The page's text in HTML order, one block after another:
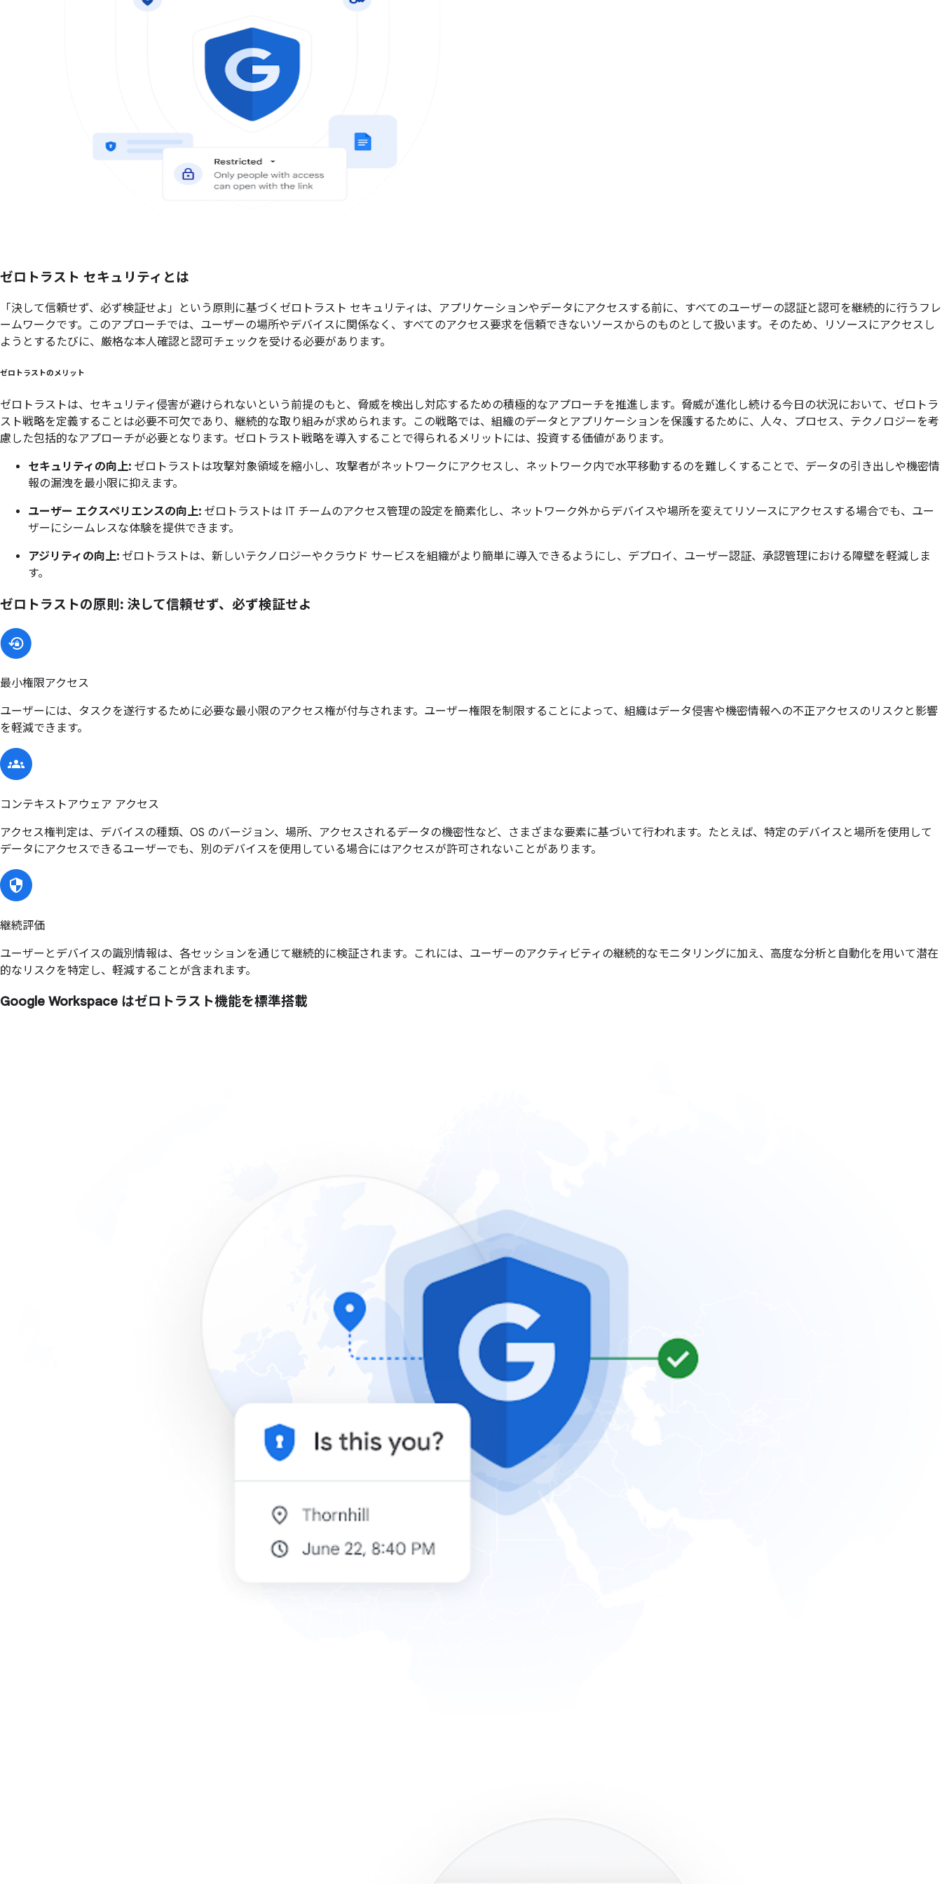
ゼロトラスト セキュリティとは
「決して信頼せず、必ず検証せよ」という原則に基づくゼロトラスト セキュリティは、アプリケーションやデータにアクセスする前に、すべてのユーザーの認証と認可を継続的に行うフレ
ームワークです。このアプローチでは、ユーザーの場所やデバイスに関係なく、すべてのアクセス要求を信頼できないソースからのものとして扱います。そのため、リソースにアクセスし
ようとするたびに、厳格な本人確認と認可チェックを受ける必要があります。
ゼロトラストのメリット
ゼロトラストは、セキュリティ侵害が避けられないという前提のもと、脅威を検出し対応するための積極的なアプローチを推進します。脅威が進化し続ける今日の状況において、ゼロトラ
スト戦略を定義することは必要不可欠であり、継続的な取り組みが求められます。この戦略では、組織のデータとアプリケーションを保護するために、人々、プロセス、テクノロジーを考
慮した包括的なアプローチが必要となります。ゼロトラスト戦略を導入することで得られるメリットには、投資する価値があります。
セキュリティの向上: ゼロトラストは攻撃対象領域を縮小し、攻撃者がネットワークにアクセスし、ネットワーク内で水平移動するのを難しくすることで、データの引き出しや機密情
報の漏洩を最小限に抑えます。
ユーザー エクスペリエンスの向上: ゼロトラストは IT チームのアクセス管理の設定を簡素化し、ネットワーク外からデバイスや場所を変えてリソースにアクセスする場合でも、ユー
ザーにシームレスな体験を提供できます。
アジリティの向上: ゼロトラストは、新しいテクノロジーやクラウド サービスを組織がより簡単に導入できるようにし、デプロイ、ユーザー認証、承認管理における障壁を軽減しま
す。
ゼロトラストの原則: 決して信頼せず、 必ず検証せよ
最小権限アクセス
ユーザーには、タスクを遂行するために必要な最小限のアクセス権が付与されます。ユーザー権限を制限することによって、組織はデータ侵害や機密情報への不正アクセスのリスクと影響
を軽減できます。
コンテキストアウェア アクセス
アクセス権判定は、デバイスの種類、OS のバージョン、場所、アクセスされるデータの機密性など、さまざまな要素に基づいて行われます。たとえば、特定のデバイスと場所を使用して
データにアクセスできるユーザーでも、別のデバイスを使用している場合にはアクセスが許可されないことがあります。
継続評価
ユーザーとデバイスの識別情報は、各セッションを通じて継続的に検証されます。これには、ユーザーのアクティビティの継続的なモニタリングに加え、高度な分析と自動化を用いて潜在
的なリスクを特定し、軽減することが含まれます。
Google Workspace はゼロトラスト機能を標準搭載